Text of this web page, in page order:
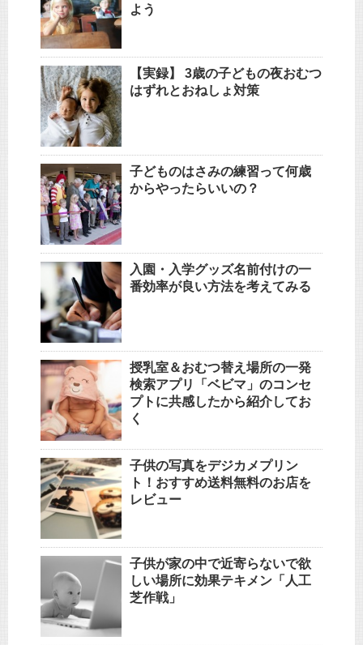
よう
【実録】 3歳の子どもの夜おむつ
はずれとおねしょ対策
子どものはさみの練習って何歳
からやったらいいの？
入園・入学グッズ名前付けの一
番効率が良い方法を考えてみる
授乳室＆おむつ替え場所の一発
検索アプリ「ベビマ」のコンセ
プトに共感したから紹介してお
く
子供の写真をデジカメプリン
ト！おすすめ送料無料のお店を
レビュー
子供が家の中で近寄らないで欲
しい場所に効果テキメン「人工
芝作戦」